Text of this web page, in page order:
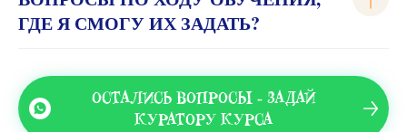
ГДЕ Я СМОГУ ИХ ЗАДАТЬ?
ОСТАЛИСЬ ВОПРОСЫ - ЗАДАЙ
КУРАТОРУ КУРСА